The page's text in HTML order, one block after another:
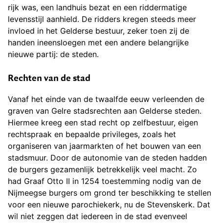
rijk was, een landhuis bezat en een riddermatige
levensstijl aanhield. De ridders kregen steeds meer
invloed in het Gelderse bestuur, zeker toen zij de
handen ineensloegen met een andere belangrijke
nieuwe partij: de steden.
Rechten van de stad
Vanaf het einde van de twaalfde eeuw verleenden de
graven van Gelre stadsrechten aan Gelderse steden.
Hiermee kreeg een stad recht op zelfbestuur, eigen
rechtspraak en bepaalde privileges, zoals het
organiseren van jaarmarkten of het bouwen van een
stadsmuur. Door de autonomie van de steden hadden
de burgers gezamenlijk betrekkelijk veel macht. Zo
had Graaf Otto II in 1254 toestemming nodig van de
Nijmeegse burgers om grond ter beschikking te stellen
voor een nieuwe parochiekerk, nu de Stevenskerk. Dat
wil niet zeggen dat iedereen in de stad evenveel